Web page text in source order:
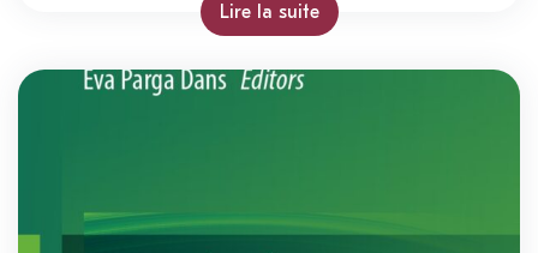
Lire la suite